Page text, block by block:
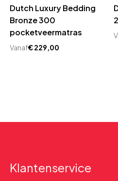
Dutch Luxury Bedding
Bronze 300
pocketveermatras
Vanaf€229,00
Klantenservice